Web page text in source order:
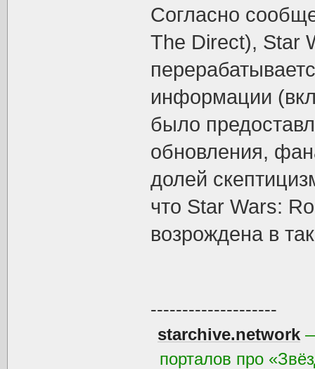
Согласно
The Direct), Star
информации
было
обновления,
долей
что Star Wars:
возрождена в
--------------------
starchive.network
порталов про